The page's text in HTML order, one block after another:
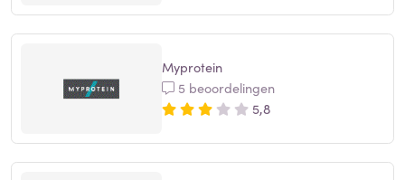
Myprotein
5 beoordelingen
5,8